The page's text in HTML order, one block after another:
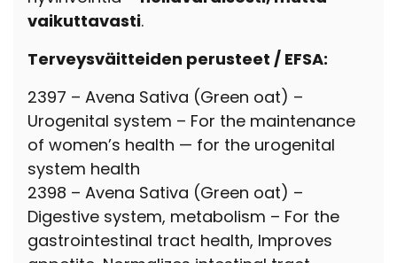
vaikuttavasti.
Terveysväitteiden perusteet / EFSA:
2397 – Avena Sativa (Green oat) –
Urogenital system – For the maintenance
of women’s health — for the urogenital
system health
2398 – Avena Sativa (Green oat) –
Digestive system, metabolism – For the
gastrointestinal tract health, Improves